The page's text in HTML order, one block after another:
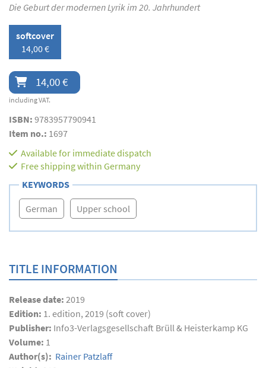
Die Geburt der modernen Lyrik im 20. Jahrhundert
softcover
14,00 €
14,00 €
including VAT.
ISBN: 9783957790941
Item no.: 1697
Available for immediate dispatch
Free shipping within Germany
KEYWORDS
German Upper school
TITLE INFORMATION
Release date: 2019
Edition: 1. edition, 2019 (soft cover)
Publisher: Info3-Verlagsgesellschaft Brüll & Heisterkamp KG
Volume: 1
Author(s): Rainer Patzlaff